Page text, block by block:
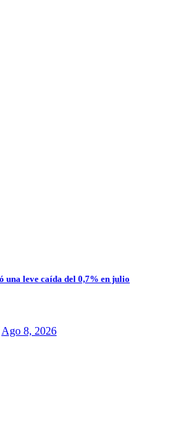
una leve caída del 0,7% en julio
Ago 8, 2026